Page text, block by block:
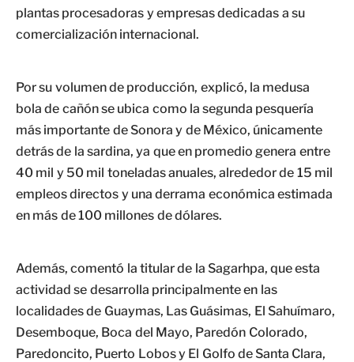
plantas procesadoras y empresas dedicadas a su
comercialización internacional.
Por su volumen de producción, explicó, la medusa
bola de cañón se ubica como la segunda pesquería
más importante de Sonora y de México, únicamente
detrás de la sardina, ya que en promedio genera entre
40 mil y 50 mil toneladas anuales, alrededor de 15 mil
empleos directos y una derrama económica estimada
en más de 100 millones de dólares.
Además, comentó la titular de la Sagarhpa, que esta
actividad se desarrolla principalmente en las
localidades de Guaymas, Las Guásimas, El Sahuímaro,
Desemboque, Boca del Mayo, Paredón Colorado,
Paredoncito, Puerto Lobos y El Golfo de Santa Clara,